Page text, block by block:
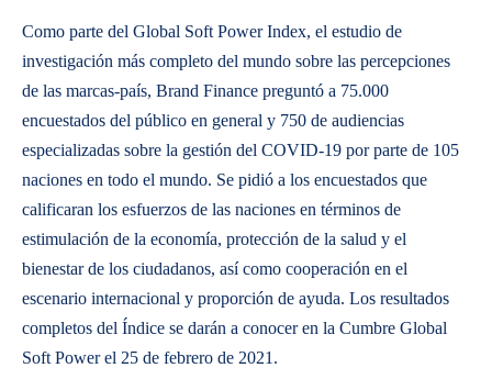
Como parte del Global Soft Power Index, el estudio de
investigación más completo del mundo sobre las percepciones
de las marcas-país, Brand Finance preguntó a 75.000
encuestados del público en general y 750 de audiencias
especializadas sobre la gestión del COVID-19 por parte de 105
naciones en todo el mundo. Se pidió a los encuestados que
calificaran los esfuerzos de las naciones en términos de
estimulación de la economía, protección de la salud y el
bienestar de los ciudadanos, así como cooperación en el
escenario internacional y proporción de ayuda. Los resultados
completos del Índice se darán a conocer en la Cumbre Global
Soft Power el 25 de febrero de 2021.